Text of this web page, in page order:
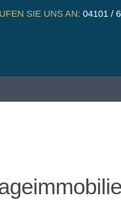
SIE UNS AN: 04101 /